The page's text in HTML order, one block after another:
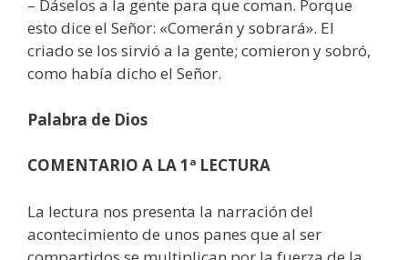
– Dáselos a la gente para que coman. Porque
esto dice el Señor: «Comerán y sobrará». El
criado se los sirvió a la gente; comieron y sobró,
como había dicho el Señor.
Palabra de Dios
COMENTARIO A LA 1ª LECTURA
La lectura nos presenta la narración del
acontecimiento de unos panes que al ser